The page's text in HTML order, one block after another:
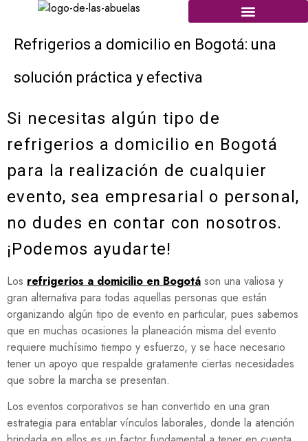
Refrigerios a domicilio en Bogotá: una
solución práctica y efectiva
Si necesitas algún tipo de
refrigerios a domicilio en Bogotá
para la realización de cualquier
evento, sea empresarial o personal,
no dudes en contar con nosotros.
¡Podemos ayudarte!
Los refrigerios a domicilio en Bogotá son una valiosa y
gran alternativa para todas aquellas personas que están
organizando algún tipo de evento en particular, pues sabemos
que en muchas ocasiones la planeación misma del evento
requiere muchísimo tiempo y esfuerzo, y se hace necesario
tener un apoyo que respalde gratamente ciertas necesidades
que sobre la marcha se presentan.
Los eventos corporativos se han convertido en una gran
estrategia para entablar vínculos laborales, donde la atención